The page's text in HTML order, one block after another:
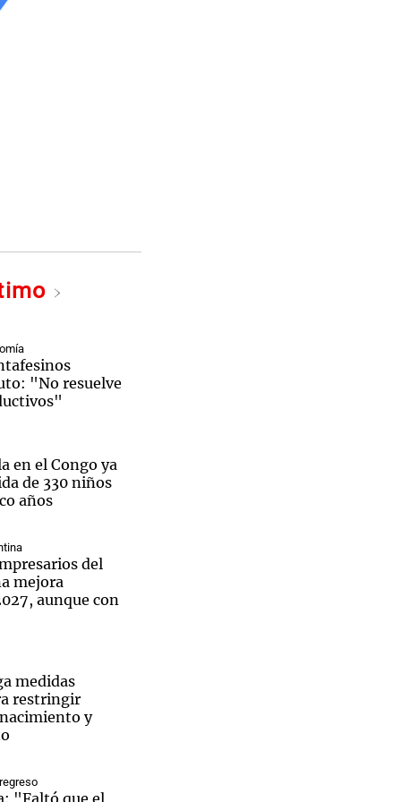
"No resuelve
en el Congo ya
de 330 niños
años
del
mejora
aunque con
medidas
restringir
y
"Faltó que el